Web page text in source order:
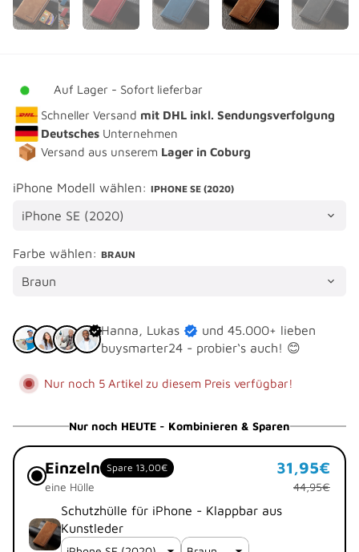
Auf Lager - Sofort lieferbar
Schneller Versand mit DHL inkl. Sendungsverfolgung
Deutsches Unternehmen
Versand aus unserem Lager in Coburg
iPhone Modell wählen: IPHONE SE (2020)
Farbe wählen: BRAUN
Hanna, Lukas
und 45.000+ lieben
buysmarter24 - probier‘s auch! 😊
Nur noch 5 Artikel zu diesem Preis verfügbar!
Nur noch HEUTE - Kombinieren & Sparen
Einzeln Spare 13,00€
eine Hülle
31,95€
44,95€
Schutzhülle für iPhone - Klappbar aus
Kunstleder